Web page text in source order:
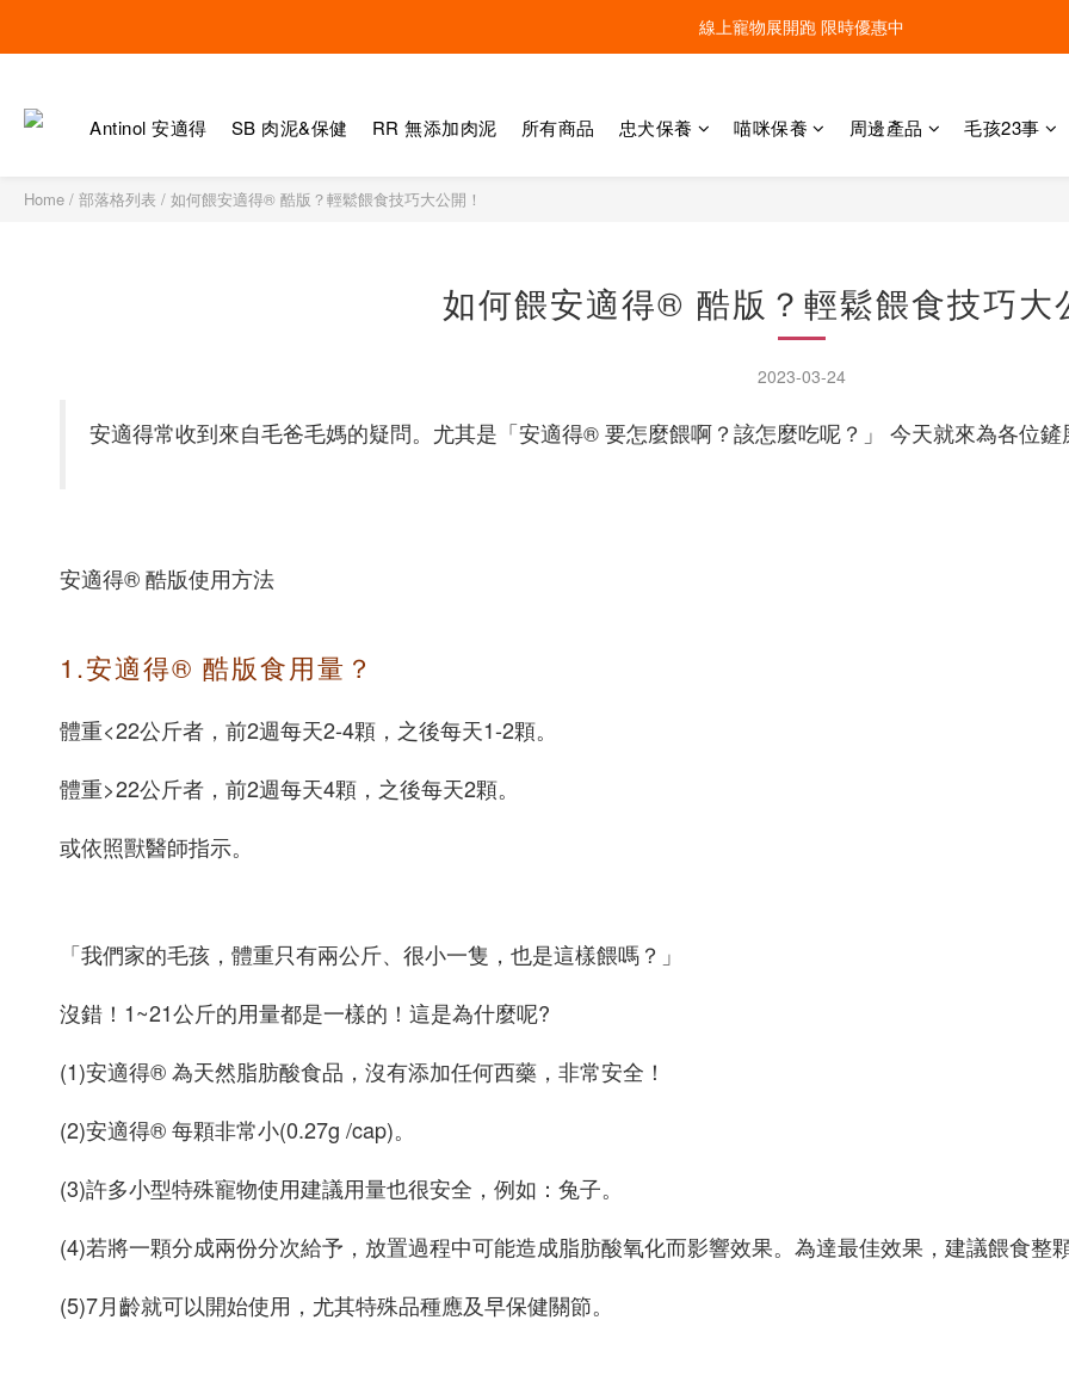
線上寵物展開跑 限時優惠中
線上寵物展開跑 限時優惠中
線上寵物展開跑 限時優惠中
Antinol 安適得 SB 肉泥&保健 RR 無添加肉泥 所有商品 忠犬保養 喵咪保養 周邊產品 毛孩23事
Home / 部落格列表 / 如何餵安適得® 酷版？輕鬆餵食技巧大公開！
如何餵安適得® 酷版？輕鬆餵食技巧大
2023-03-24
安適得常收到來自毛爸毛媽的疑問。尤其是「安適得® 要怎麼餵啊？該怎麼吃呢？」 今天就來為各位
安適得® 酷版使用方法
1.安適得® 酷版食用量？
體重<22公斤者，前2週每天2-4顆，之後每天1-2顆。
體重>22公斤者，前2週每天4顆，之後每天2顆。
或依照獸醫師指示。
「我們家的毛孩，體重只有兩公斤、很小一隻，也是這樣餵嗎？」
沒錯！1~21公斤的用量都是一樣的！這是為什麼呢?
(1)安適得® 為天然脂肪酸食品，沒有添加任何西藥，非常安全！
(2)安適得® 每顆非常小(0.27g /cap)。
(3)許多小型特殊寵物使用建議用量也很安全，例如：兔子。
(4)若將一顆分成兩份分次給予，放置過程中可能造成脂肪酸氧化而影響效果。為達最佳效果，建議餵食整
(5)7月齡就可以開始使用，尤其特殊品種應及早保健關節。